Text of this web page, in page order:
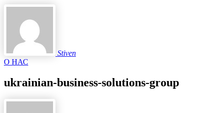
Stiven
О НАС
ukrainian-business-solutions-group